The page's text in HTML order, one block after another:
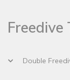
Freedive
Double